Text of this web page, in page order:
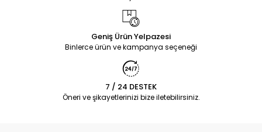
Geniş Ürün Yelpazesi
Binlerce ürün ve kampanya seçeneği
7 / 24 DESTEK
Öneri ve şikayetlerinizi bize iletebilirsiniz.